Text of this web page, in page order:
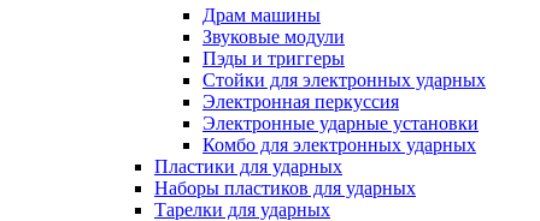
Драм машины
Звуковые модули
Пэды и триггеры
Стойки для электронных ударных
Электронная перкуссия
Электронные ударные установки
Комбо для электронных ударных
Пластики для ударных
Наборы пластиков для ударных
Тарелки для ударных